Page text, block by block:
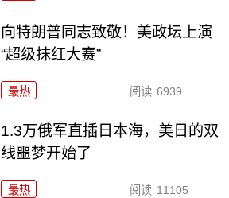
向特朗普同志致敬！美政坛上演
“超级抹红大赛”
最热 阅读 6939
1.3万俄军直插日本海，美日的双
线噩梦开始了
最热 阅读 11105